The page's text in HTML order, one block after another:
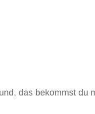
das bekommst du